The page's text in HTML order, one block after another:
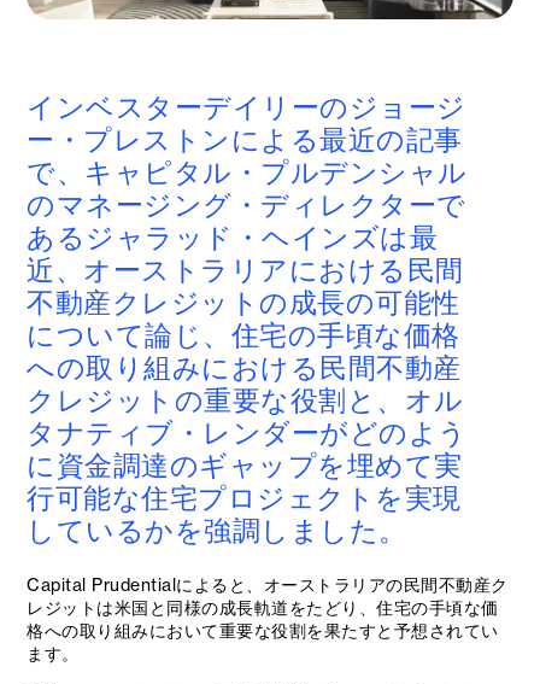
インベスターデイリーのジョージ
ー・プレストンによる最近の記事
で、キャピタル・プルデンシャル
のマネージング・ディレクターで
あるジャラッド・ヘインズは最
近、オーストラリアにおける民間
不動産クレジットの成長の可能性
について論じ、住宅の手頃な価格
への取り組みにおける民間不動産
クレジットの重要な役割と、オル
タナティブ・レンダーがどのよう
に資金調達のギャップを埋めて実
行可能な住宅プロジェクトを実現
しているかを強調しました。
Capital Prudentialによると、オーストラリアの民間不動産ク
レジットは米国と同様の成長軌道をたどり、住宅の手頃な価
格への取り組みにおいて重要な役割を果たすと予想されてい
ます。